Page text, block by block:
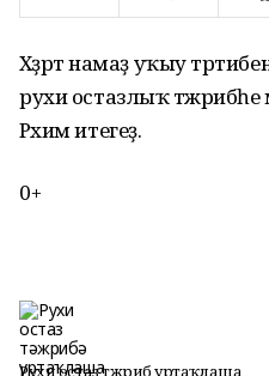
Хәҙрәт намаҙ уҡыу
рухи остазлыҡ
Рәхим итегеҙ.
0+
Рухи остаз тәжрибә уртаҡлаша